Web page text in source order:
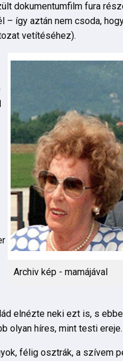
dokumentumfilm fura
így aztán nem csoda,
vetítéséhez).
Archiv kép - mamájával
elnézte neki ezt is, s
olyan híres, mint testi ereje.
félig osztrák, a szívem